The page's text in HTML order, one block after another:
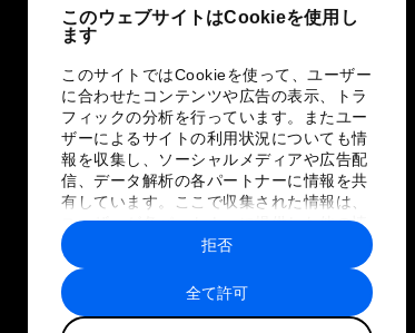
このウェブサイトはCookieを使用し
ます
このサイトではCookieを使って、ユーザー
に合わせたコンテンツや広告の表示、トラ
フィックの分析を行っています。またユー
ザーによるサイトの利用状況についても情
報を収集し、ソーシャルメディアや広告配
信、データ解析の各パートナーに情報を共
有しています。ここで収集された情報は、
ユーザーが各パートナーに提供した他の情
報や各パートナーのサービスを使用した際
に収集された情報と組み合わされ、各パー
トナーによって使用されることがありま
す。
全て許可
拒否